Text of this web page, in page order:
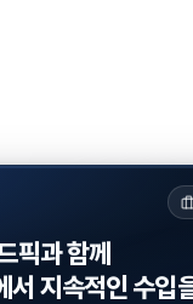
픽과 함께
서 지속적인 수입